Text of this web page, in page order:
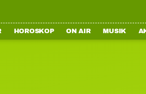
HOROSKOP ON AIR MUSIK